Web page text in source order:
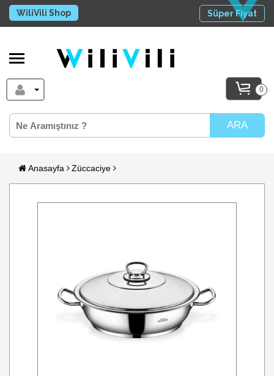
WiliVili Shop Süper Fiyat
0
ARA
Anasayfa Züccaciye